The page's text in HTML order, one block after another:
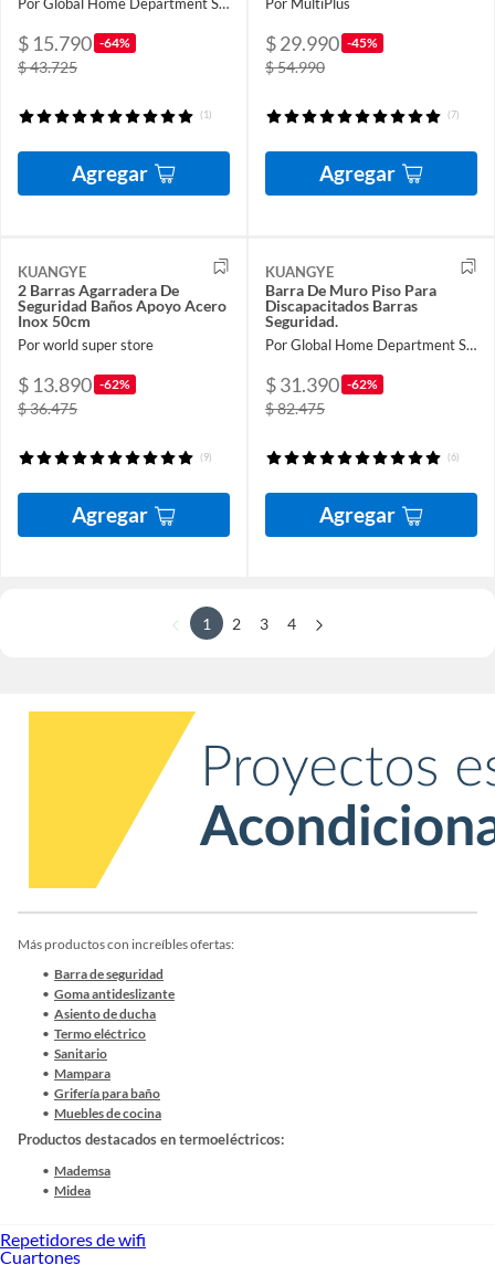
$ 15.790 -64%
$ 43.725
(1)
Agregar
$ 29.990 -45%
$ 54.990
(7)
Agregar
KUANGYE
2 Barras Agarradera De
Seguridad Baños Apoyo Acero
Inox 50cm
Por world super store
$ 13.890 -62%
$ 36.475
(9)
Agregar
KUANGYE
Barra De Muro Piso Para
Discapacitados Barras
Seguridad.
Por Global Home Department Store
$ 31.390 -62%
$ 82.475
(6)
Agregar
1 2 3 4
Más productos con increíbles ofertas:
Barra de seguridad
Goma antideslizante
Asiento de ducha
Termo eléctrico
Sanitario
Mampara
Grifería para baño
Muebles de cocina
Productos destacados en termoeléctricos:
Mademsa
Midea
Repetidores de wifi
Cuartones